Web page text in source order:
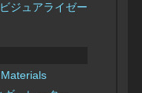
ジュアライゼーションを